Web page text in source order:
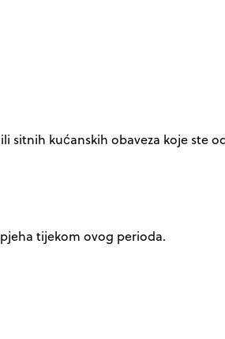
sitnih kućanskih obaveza koje ste
tijekom ovog perioda.